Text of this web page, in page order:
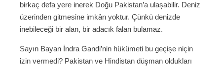
birkaç defa yere inerek Doğu Pakistan’a ulaşabilir. Deniz
üzerinden gitmesine imkân yoktur. Çünkü denizde
inebileceği bir alan, bir adacık falan bulamaz.
Sayın Bayan İndra Gandi’nin hükümeti bu geçişe niçin
izin vermedi? Pakistan ve Hindistan düşman oldukları